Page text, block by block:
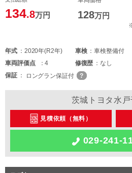
134.8万円 128万円
年式 2020年(R2年) 車検 車検整備付
車両評価点 4 修復歴 なし
保証
ロングラン保証付
茨城トヨタ水
見積依頼（無料）
029-241-